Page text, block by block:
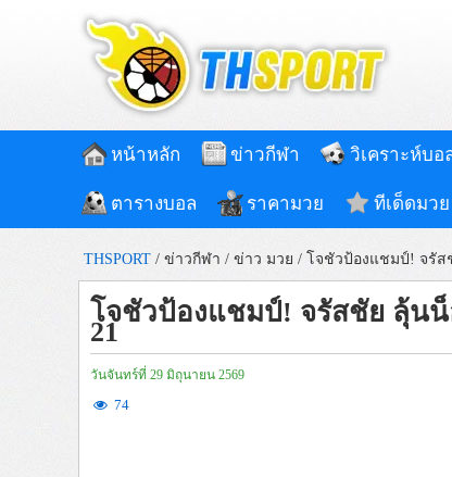
หน้าหลัก ข่าวกีฬา วิเคราะห์บอ
ตารางบอล ราคามวย ทีเด็ดมวย
THSPORT / ข่าวกีฬา / ข่าว มวย / โจชัวป้องแชมป์! จรัส
โจชัวป้องแชมป์! จรัสชัย ลุ้นน็
21
วันจันทร์ที่ 29 มิถุนายน 2569
74